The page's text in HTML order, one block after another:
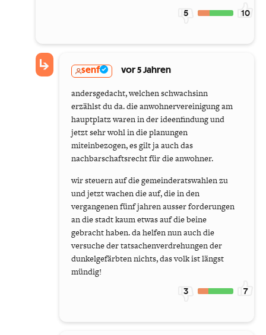
5 10
senf vor 5 Jahren
andersgedacht, welchen schwachsinn
erzählst du da. die anwohnervereinigung am
hauptplatz waren in der ideenfindung und
jetzt sehr wohl in die planungen
miteinbezogen, es gilt ja auch das
nachbarschaftsrecht für die anwohner.
wir steuern auf die gemeinderatswahlen zu
und jetzt wachen die auf, die in den
vergangenen fünf jahren ausser forderungen
an die stadt kaum etwas auf die beine
gebracht haben. da helfen nun auch die
versuche der tatsachenverdrehungen der
dunkelgefärbten nichts, das volk ist längst
mündig!
3 7